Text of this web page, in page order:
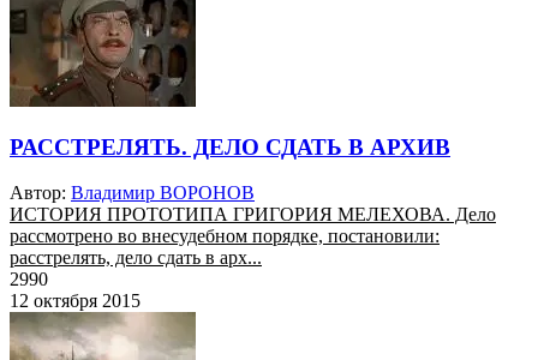
РАССТРЕЛЯТЬ. ДЕЛО СДАТЬ В АРХИВ
Автор: Владимир ВОРОНОВ
ИСТОРИЯ ПРОТОТИПА ГРИГОРИЯ МЕЛЕХОВА. Дело
рассмотрено во внесудебном порядке, постановили:
расстрелять, дело сдать в арх...
2990
12 октября 2015